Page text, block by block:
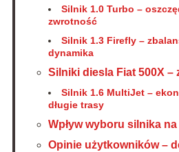
Silnik 1.0 Turbo –
zwrotność
Silnik 1.3 Firefly –
dynamika
Silniki diesla Fiat 500X –
Silnik 1.6 MultiJet –
długie trasy
Wpływ wyboru silnika
Opinie użytkowników –